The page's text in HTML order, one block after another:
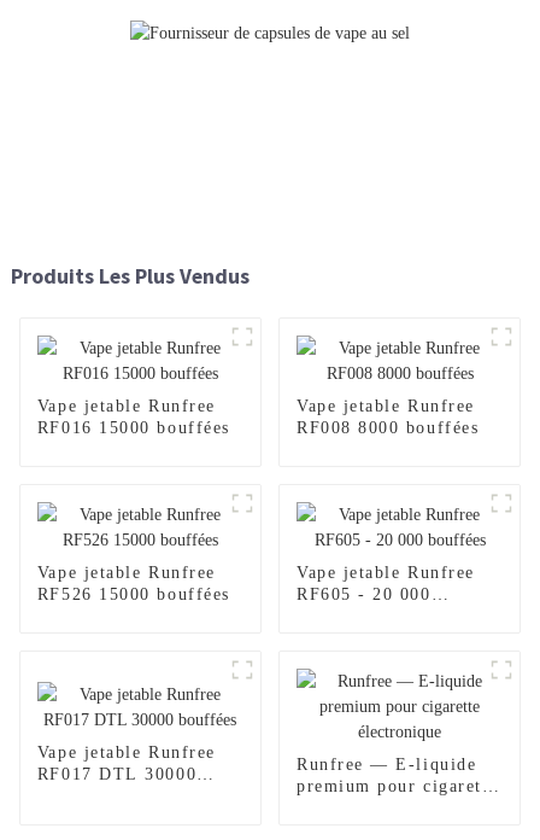
Produits Les Plus Vendus
Vape jetable Runfree
RF016 15000 bouffées
Vape jetable Runfree
RF008 8000 bouffées
Vape jetable Runfree
RF526 15000 bouffées
Vape jetable Runfree
RF605 - 20 000
Vape jetable Runfree
RF017 DTL 30000
Runfree — E-liquide
premium pour cigarette